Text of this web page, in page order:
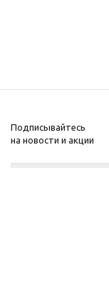
Подписывайтесь
на новости и акции